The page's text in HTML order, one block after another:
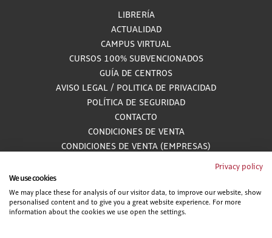
LIBRERÍA
ACTUALIDAD
CAMPUS VIRTUAL
CURSOS 100% SUBVENCIONADOS
GUÍA DE CENTROS
AVISO LEGAL / POLITICA DE PRIVACIDAD
POLÍTICA DE SEGURIDAD
CONTACTO
CONDICIONES DE VENTA
CONDICIONES DE VENTA (EMPRESAS)
ALCANCE GESTIÓN DE DOCUMENTACIÓN
900 81 33 55
Privacy policy
We use cookies
We may place these for analysis of our visitor data, to improve our website, show
personalised content and to give you a great website experience. For more
information about the cookies we use open the settings.